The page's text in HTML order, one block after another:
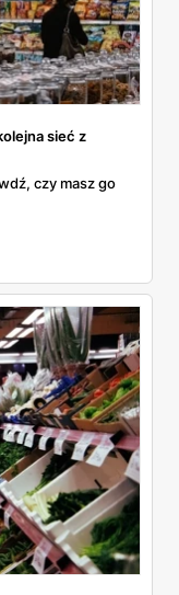
sieć z
czy masz go